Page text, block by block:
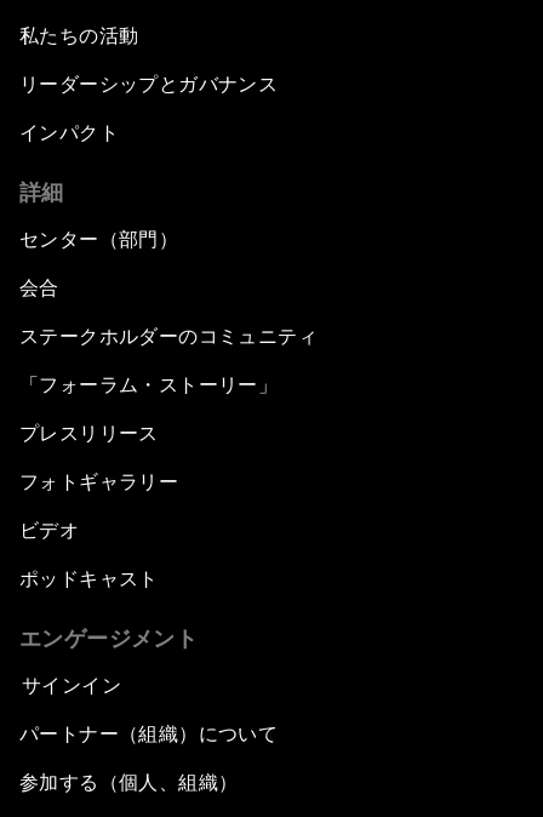
私たちの活動
リーダーシップとガバナンス
インパクト
詳細
センター（部門）
会合
ステークホルダーのコミュニティ
「フォーラム・ストーリー」
プレスリリース
フォトギャラリー
ビデオ
ポッドキャスト
エンゲージメント
サインイン
パートナー（組織）について
参加する（個人、組織）